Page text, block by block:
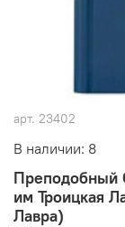
арт. 23402
В наличии: 8
Преподобный
им Троицкая
Лавра)